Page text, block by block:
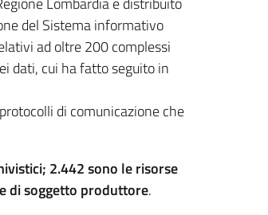
del Sistema informativo
ad oltre 200 complessi
dati, cui ha fatto seguito in
di comunicazione che
2.442 sono le risorse
di soggetto produttore.